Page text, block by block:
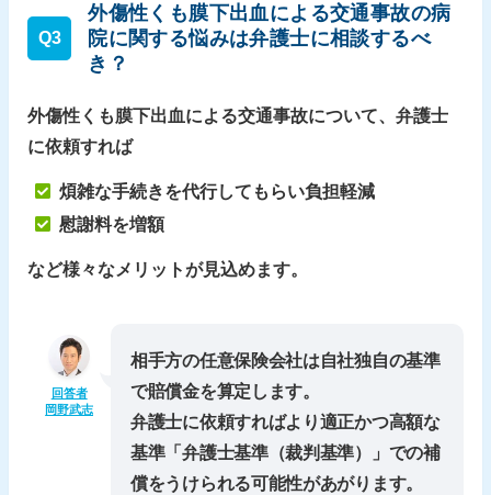
Q3
外傷性くも膜下出血による交通事故の病
院に関する悩みは弁護士に相談するべ
き？
外傷性くも膜下出血による交通事故について、弁護士
に依頼すれば
煩雑な手続きを代行してもらい負担軽減
慰謝料を増額
など様々なメリットが見込めます。
回答者
岡野武志
相手方の任意保険会社は自社独自の基準
で賠償金を算定します。
弁護士に依頼すればより適正かつ高額な
基準「弁護士基準（裁判基準）」での補
償をうけられる可能性があがります。